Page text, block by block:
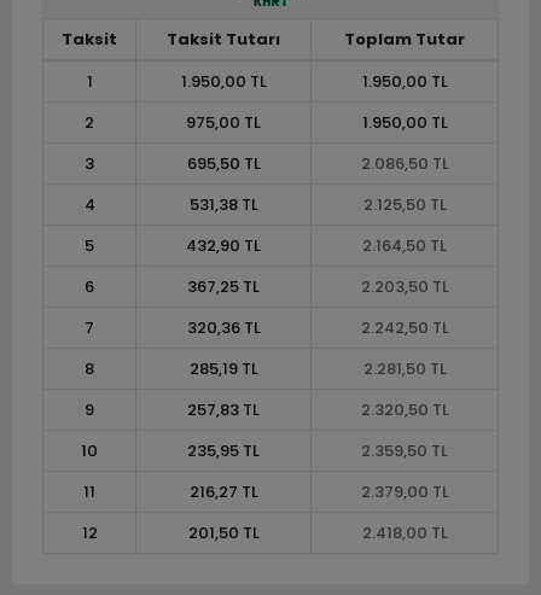
Taksit Taksit Tutarı
Toplam Tutar
1
1.950,00 TL
1.950,00 TL
2
975,00 TL
1.950,00 TL
3
695,50 TL
2.086,50 TL
4
531,38 TL
2.125,50 TL
5
432,90 TL
2.164,50 TL
6
367,25 TL
2.203,50 TL
7
320,36 TL
2.242,50 TL
8
285,19 TL
2.281,50 TL
9
257,83 TL
2.320,50 TL
10
235,95 TL
2.359,50 TL
11
216,27 TL
2.379,00 TL
12
201,50 TL 2.418,00 TL